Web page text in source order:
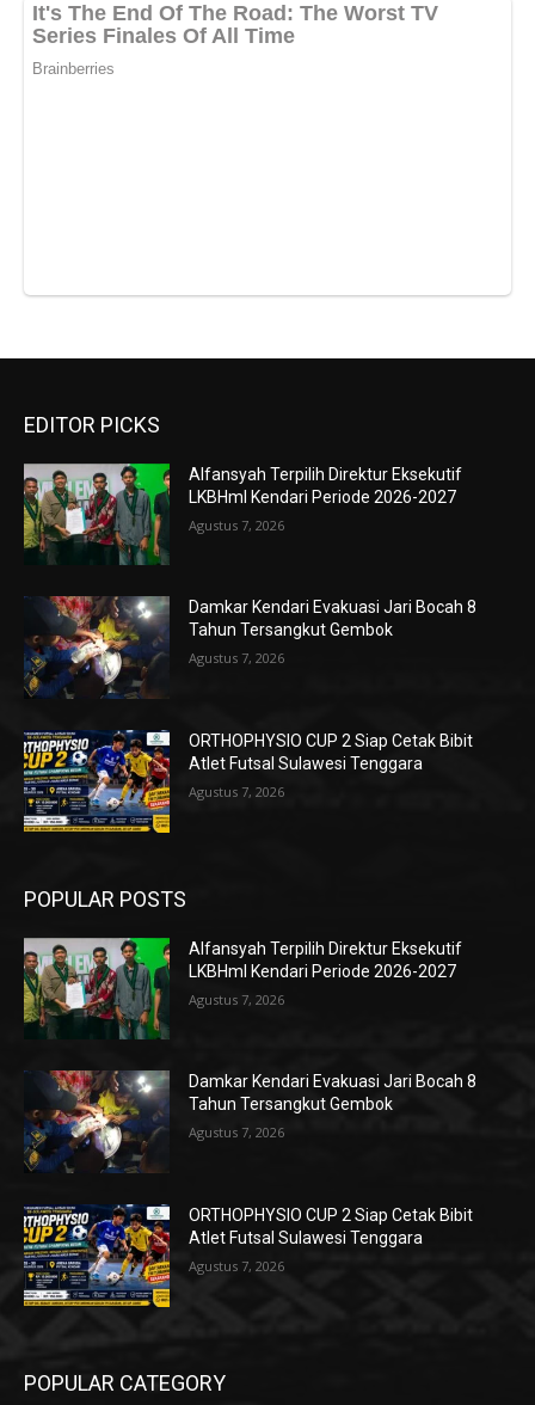
EDITOR PICKS
Alfansyah Terpilih Direktur Eksekutif
LKBHmI Kendari Periode 2026-2027
Agustus 7, 2026
Damkar Kendari Evakuasi Jari Bocah 8
Tahun Tersangkut Gembok
Agustus 7, 2026
ORTHOPHYSIO CUP 2 Siap Cetak Bibit
Atlet Futsal Sulawesi Tenggara
Agustus 7, 2026
POPULAR POSTS
Alfansyah Terpilih Direktur Eksekutif
LKBHmI Kendari Periode 2026-2027
Agustus 7, 2026
Damkar Kendari Evakuasi Jari Bocah 8
Tahun Tersangkut Gembok
Agustus 7, 2026
ORTHOPHYSIO CUP 2 Siap Cetak Bibit
Atlet Futsal Sulawesi Tenggara
Agustus 7, 2026
POPULAR CATEGORY